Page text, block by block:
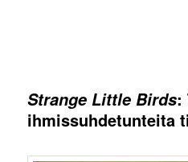
Strange Little Birds:
ihmissuhdetunteita